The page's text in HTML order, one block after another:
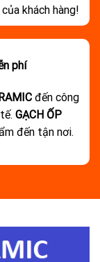
khách hàng!
phí
đến công
GẠCH ỐP
đến tận nơi.